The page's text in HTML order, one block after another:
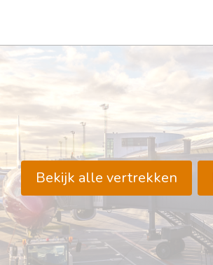
Bekijk alle vertrekken